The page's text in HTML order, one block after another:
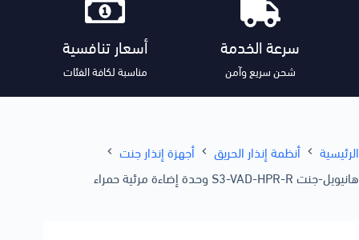
سرعة الخدمة
شحن سريع وآمن
أسعار تنافسية
مناسبة لكافة الفئات
الرئيسية أنظمة إنذار الحريق
أجهزة إنذار جنت
هانيويل-جنت S3-VAD-HPR-R وحدة إضاءة مرئية حمراء